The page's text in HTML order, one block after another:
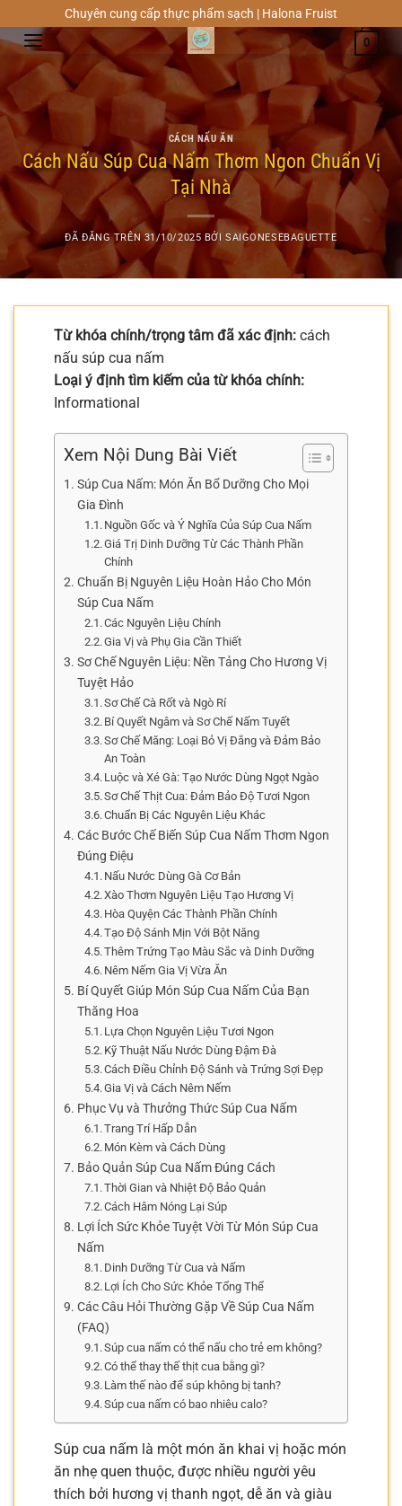
đến
nội
dung
Chuyên cung cấp thực phẩm sạch | Halona Fruist
0
CÁCH NẤU ĂN
Cách Nấu Súp Cua Nấm Thơm Ngon Chuẩn Vị
Tại Nhà
ĐÃ ĐĂNG TRÊN31/10/2025 BỞISAIGONESEBAGUETTE
Từ khóa chính/trọng tâm đã xác định: cách
nấu súp cua nấm
Loại ý định tìm kiếm của từ khóa chính:
Informational
Xem Nội Dung Bài Viết
Súp Cua Nấm: Món Ăn Bổ Dưỡng Cho Mọi
Gia Đình
Nguồn Gốc và Ý Nghĩa Của Súp Cua Nấm
Giá Trị Dinh Dưỡng Từ Các Thành Phần
Chính
Chuẩn Bị Nguyên Liệu Hoàn Hảo Cho Món
Súp Cua Nấm
Các Nguyên Liệu Chính
Gia Vị và Phụ Gia Cần Thiết
Sơ Chế Nguyên Liệu: Nền Tảng Cho Hương Vị
Tuyệt Hảo
Sơ Chế Cà Rốt và Ngò Rí
Bí Quyết Ngâm và Sơ Chế Nấm Tuyết
Sơ Chế Măng: Loại Bỏ Vị Đắng và Đảm Bảo
An Toàn
Luộc và Xé Gà: Tạo Nước Dùng Ngọt Ngào
Sơ Chế Thịt Cua: Đảm Bảo Độ Tươi Ngon
Chuẩn Bị Các Nguyên Liệu Khác
Các Bước Chế Biến Súp Cua Nấm Thơm Ngon
Đúng Điệu
Nấu Nước Dùng Gà Cơ Bản
Xào Thơm Nguyên Liệu Tạo Hương Vị
Hòa Quyện Các Thành Phần Chính
Tạo Độ Sánh Mịn Với Bột Năng
Thêm Trứng Tạo Màu Sắc và Dinh Dưỡng
Nêm Nếm Gia Vị Vừa Ăn
Bí Quyết Giúp Món Súp Cua Nấm Của Bạn
Thăng Hoa
Lựa Chọn Nguyên Liệu Tươi Ngon
Kỹ Thuật Nấu Nước Dùng Đậm Đà
Cách Điều Chỉnh Độ Sánh và Trứng Sợi Đẹp
Gia Vị và Cách Nêm Nếm
Phục Vụ và Thưởng Thức Súp Cua Nấm
Trang Trí Hấp Dẫn
Món Kèm và Cách Dùng
Bảo Quản Súp Cua Nấm Đúng Cách
Thời Gian và Nhiệt Độ Bảo Quản
Cách Hâm Nóng Lại Súp
Lợi Ích Sức Khỏe Tuyệt Vời Từ Món Súp Cua
Nấm
Dinh Dưỡng Từ Cua và Nấm
Lợi Ích Cho Sức Khỏe Tổng Thể
Các Câu Hỏi Thường Gặp Về Súp Cua Nấm
(FAQ)
Súp cua nấm có thể nấu cho trẻ em không?
Có thể thay thế thịt cua bằng gì?
Làm thế nào để súp không bị tanh?
Súp cua nấm có bao nhiêu calo?
Súp cua nấm là một món ăn khai vị hoặc món
ăn nhẹ quen thuộc, được nhiều người yêu
thích bởi hương vị thanh ngọt, dễ ăn và giàu